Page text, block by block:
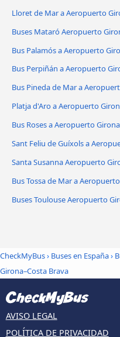
Lloret de Mar a Aeropuerto
Buses Mataró Aeropuerto
Bus Palamós a Aeropuerto
Bus Perpiñán a Aeropuerto
Bus Pineda de Mar a
Platja d'Aro a Aeropuerto
Bus Roses a Aeropuerto
Sant Feliu de Guíxols a
Santa Susanna Aeropuerto
Bus Tossa de Mar a
Buses Toulouse Aeropuerto
CheckMyBus› Buses en España›
Girona–Costa Brava
AVISO LEGAL
POLÍTICA DE PRIVACIDAD